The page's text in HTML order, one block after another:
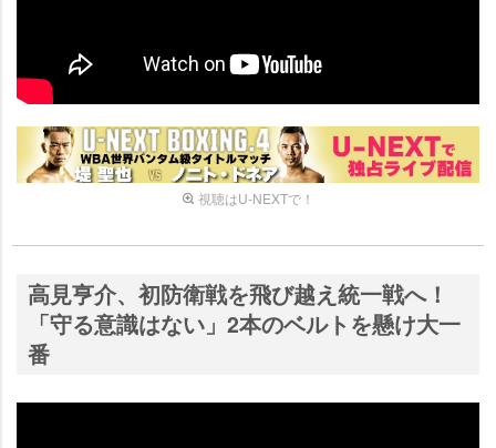
視聴はU-NEXTで！
高見亨介、初防衛戦を飛び越え統一戦へ！
「守る意識はない」2本のベルトを懸け大一
番